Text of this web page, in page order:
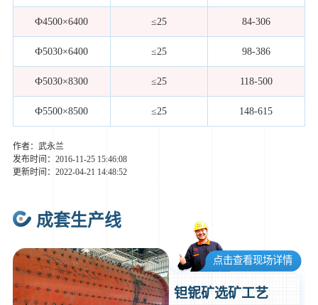
Ф4500×6400 ≤25 84-306
Ф5030×6400 ≤25 98-386
Ф5030×8300 ≤25 118-500
Ф5500×8500 ≤25 148-615
作者：武永兰
发布时间：2016-11-25 15:46:08
更新时间：2022-04-21 14:48:52
成套生产线
点击查看现场详情
钽铌矿选矿工艺